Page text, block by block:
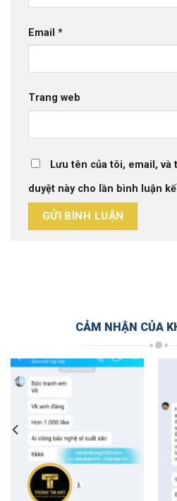
Email *
Trang web
Lưu tên của tôi, email,
duyệt này cho lần bình luận
CẢM NHẬN CỦA